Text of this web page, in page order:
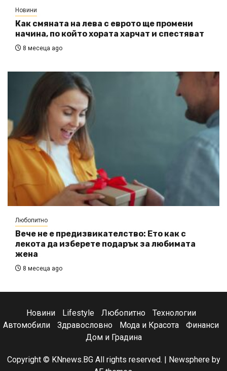
Новини
Как смяната на лева с еврото ще промени
начина, по който хората харчат и спестяват
8 месеца ago
Любопитно
Вече не е предизвикателство: Ето как с
лекота да изберете подарък за любимата
жена
8 месеца ago
Новини Lifestyle Любопитно
Технологии
Автомобили
Здравословно Мода и Красота
Финанси
Дом и Градина
Copyright © KNnews.BG All rights reserved. Newsphereby